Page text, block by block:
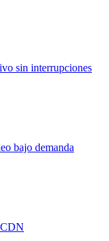
sin interrupciones
bajo demanda